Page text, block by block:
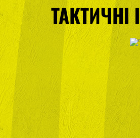
ТАКТИЧНІ